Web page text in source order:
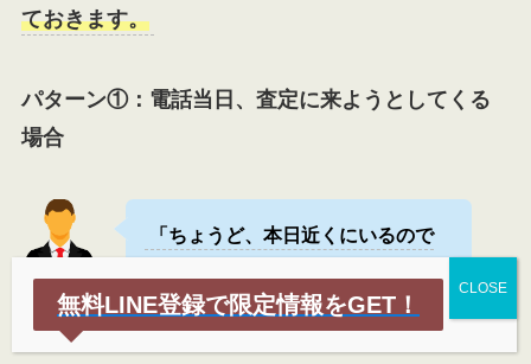
ておきます。
パターン①： 電話当日、査定に来ようとしてくる
場合
買取営業さ
ん
「ちょうど、本日近くにいるので
らえませんか？」
無料LINE登録で限定情報をGET！